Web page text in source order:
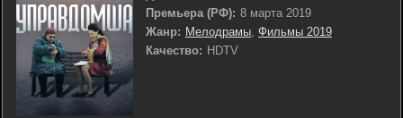
Премьера (РФ): 8 марта 2019
Жанр: Мелодрамы, Фильмы 2019
Качество: HDTV